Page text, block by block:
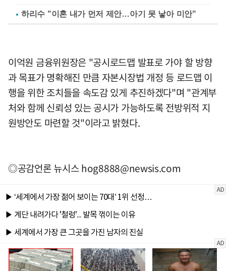
하리수 "이혼 내가 먼저 제안…아기 못 낳아 미안"
이억원 금융위원장은 "공시로드맵 발표로 가야 할 방향
과 목표가 명확해진 만큼 자본시장법 개정 등 로드맵 이
행을 위한 조치들을 속도감 있게 추진하겠다"며 "관계부
처와 함께 신뢰성 있는 공시가 가능하도록 전방위적 지
원방안도 마련할 것"이라고 밝혔다.
◎공감언론 뉴시스hog8888@newsis.com